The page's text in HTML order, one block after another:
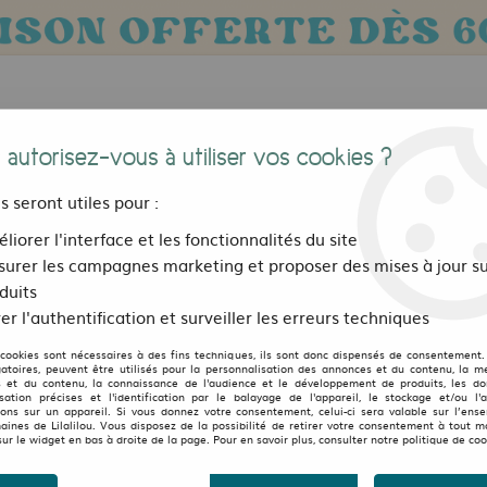
Bijoux, sacs et accessoires Pour les
LILALILOU
Pantalon Gus Noir
autorisez-vous à utiliser vos cookies ?
seront utiles pour :
l'interface et les fonctionnalités du site
les campagnes marketing et proposer des mises à jour
l'authentification et surveiller les erreurs techniques
sont nécessaires à des fins techniques, ils sont donc dispensés de
peuvent être utilisés pour la personnalisation des annonces et du contenu, la
et du contenu, la connaissance de l'audience et le développement de produits, les
précises et l'identification par le balayage de l'appareil, le stockage et/ou
sur un appareil. Si vous donnez votre consentement, celui-ci sera valable sur
de Lilalilou. Vous disposez de la possibilité de retirer votre consentement à tout
le widget en bas à droite de la page. Pour en savoir plus, consulter notre politique de